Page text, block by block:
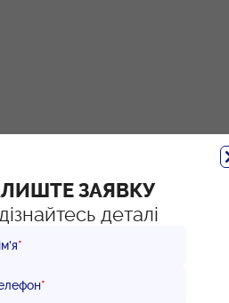
ЗАЯВКУ
деталі
*
*